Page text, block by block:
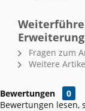
Fragen zum
Weitere
Bewertungen
0
Bewertungen lesen,